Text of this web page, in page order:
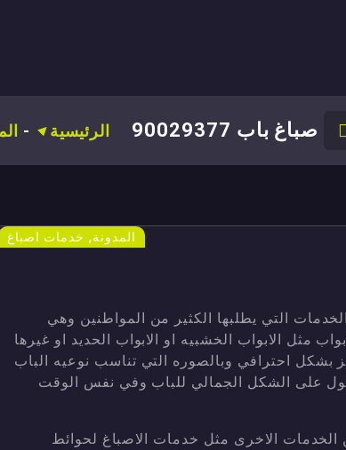
صباغ باب 90029377 الرئيسية -
المدونة, خدمات اصباغ
التي يطلبها الكثير من المواطنين وهي
مثل الابواب الخشبيه او الابواب الحديد او غيرها
بشكل احترافي وبالصوره التي تناسب نوعيه الباب
على الشكل الجمالي للباب وفي نفس الوقت
الخدمات الاخرى مثل خدمات الاصباغ لحوائط